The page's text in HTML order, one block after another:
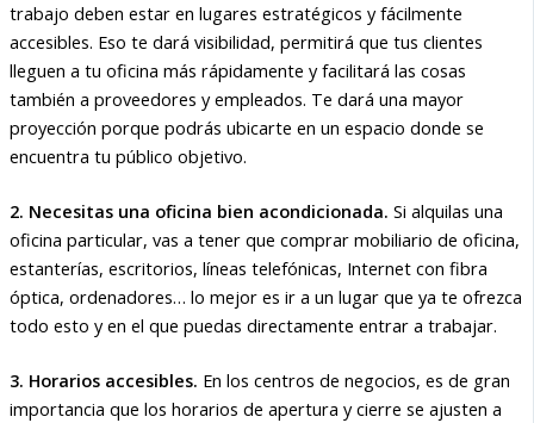
trabajo deben estar en lugares estratégicos y fácilmente
accesibles. Eso te dará visibilidad, permitirá que tus clientes
lleguen a tu oficina más rápidamente y facilitará las cosas
también a proveedores y empleados. Te dará una mayor
proyección porque podrás ubicarte en un espacio donde se
encuentra tu público objetivo.
2. Necesitas una oficina bien acondicionada. Si alquilas una
oficina particular, vas a tener que comprar mobiliario de oficina,
estanterías, escritorios, líneas telefónicas, Internet con fibra
óptica, ordenadores… lo mejor es ir a un lugar que ya te ofrezca
todo esto y en el que puedas directamente entrar a trabajar.
3. Horarios accesibles. En los centros de negocios, es de gran
importancia que los horarios de apertura y cierre se ajusten a